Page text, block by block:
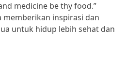
medicine be thy food.”
memberikan inspirasi dan
untuk hidup lebih sehat dan